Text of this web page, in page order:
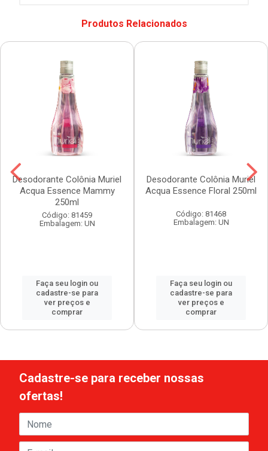
Produtos Relacionados
Desodorante Colônia Muriel
Acqua Essence Mammy
250ml
Código: 81459
Embalagem: UN
Faça seu login ou
cadastre-se para
ver preços e
comprar
Desodorante Colônia Muriel
Acqua Essence Floral 250ml
Código: 81468
Embalagem: UN
Faça seu login ou
cadastre-se para
ver preços e
comprar
Cadastre-se para receber nossas
ofertas!